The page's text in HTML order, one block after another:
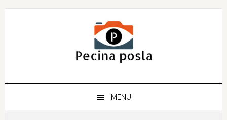
Skip
Skip
Skip
MENU